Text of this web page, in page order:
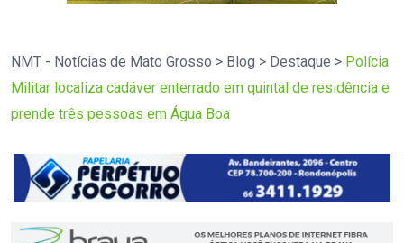
NMT - Notícias de Mato Grosso > Blog > Destaque > Polícia
Militar localiza cadáver enterrado em quintal de residência e
prende três pessoas em Água Boa